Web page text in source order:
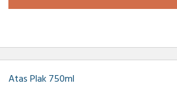
Atas Plak 750ml